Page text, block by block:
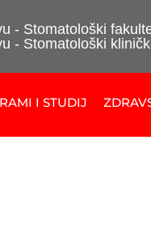
- Stomatološki
- Stomatološki
I STUDIJ